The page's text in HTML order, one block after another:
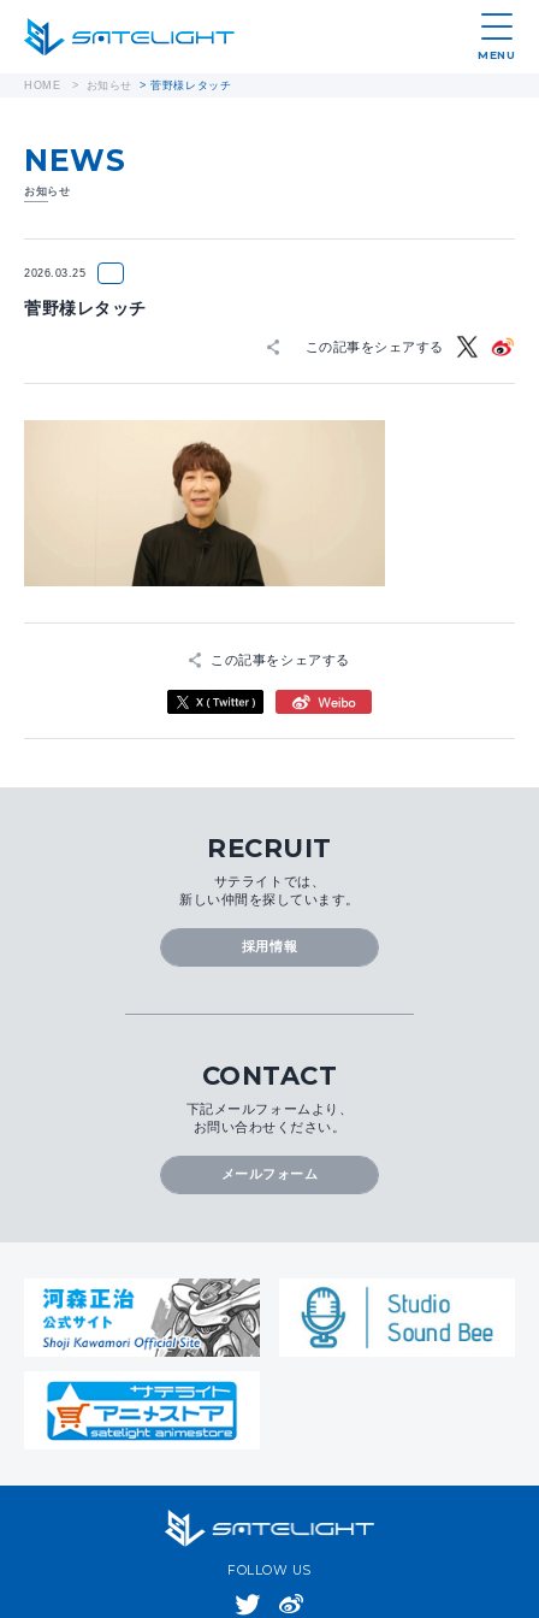
MENU
HOME > お知らせ >菅野様レタッチ
NEWS
お知らせ
2026.03.25
菅野様レタッチ
この記事をシェアする
この記事をシェアする
RECRUIT
サテライトでは、
新しい仲間を探しています。
採用情報
CONTACT
下記メールフォームより、
お問い合わせください。
メールフォーム
FOLLOW US